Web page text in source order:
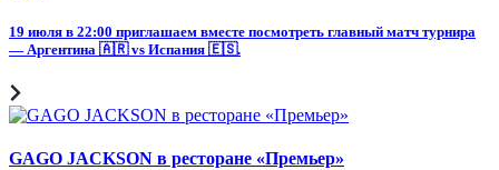
19 июля в 22:00 приглашаем вместе посмотреть главный матч турнира
— Аргентина 🇦🇷 vs Испания 🇪🇸.
GAGO JACKSON в ресторане «Премьер»